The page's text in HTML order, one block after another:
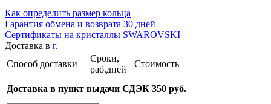
Как определить размер кольца
Гарантия обмена и возврата 30 дней
Сертификаты на кристаллы SWAROVSKI
Доставка в г.
Способ доставки
Сроки,
раб.дней
Стоимость
Доставка в пункт выдачи СДЭК 350 руб.